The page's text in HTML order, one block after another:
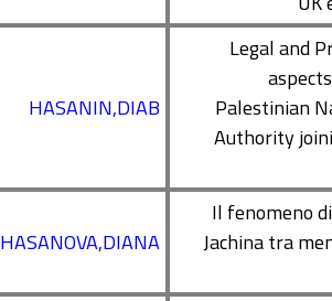
HASANIN,DIAB
Legal and
Palestinian
Authority
HASANOVA,DIANA
Il fenomeno
Jachina tra